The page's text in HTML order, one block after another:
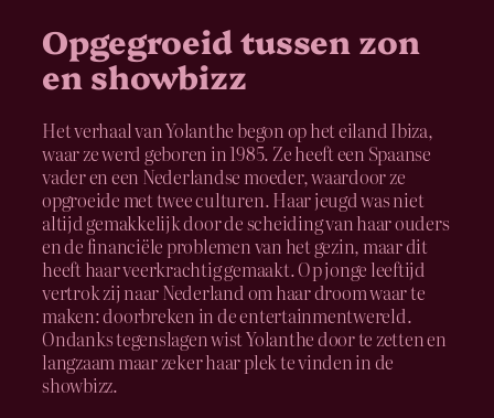
Opgegroeid tussen zon
en showbizz
Het verhaal van Yolanthe begon op het eiland Ibiza,
waar ze werd geboren in 1985. Ze heeft een Spaanse
vader en een Nederlandse moeder, waardoor ze
opgroeide met twee culturen. Haar jeugd was niet
altijd gemakkelijk door de scheiding van haar ouders
en de financiële problemen van het gezin, maar dit
heeft haar veerkrachtig gemaakt. Op jonge leeftijd
vertrok zij naar Nederland om haar droom waar te
maken: doorbreken in de entertainmentwereld.
Ondanks tegenslagen wist Yolanthe door te zetten en
langzaam maar zeker haar plek te vinden in de
showbizz.